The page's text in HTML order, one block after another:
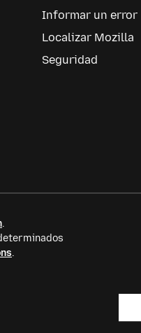
Informar un error
Localizar Mozilla
Seguridad
.
.